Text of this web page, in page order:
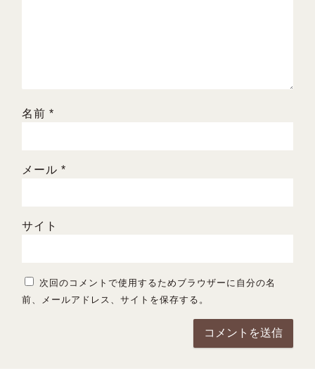
名前*
メール*
サイト
次回のコメントで使用するためブラウザーに自分の名
前、メールアドレス、サイトを保存する。